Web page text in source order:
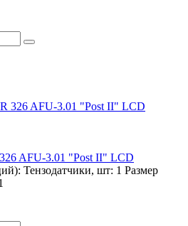
AFU-3.01 "Post II" LCD
Тензодатчики, шт: 1 Размер